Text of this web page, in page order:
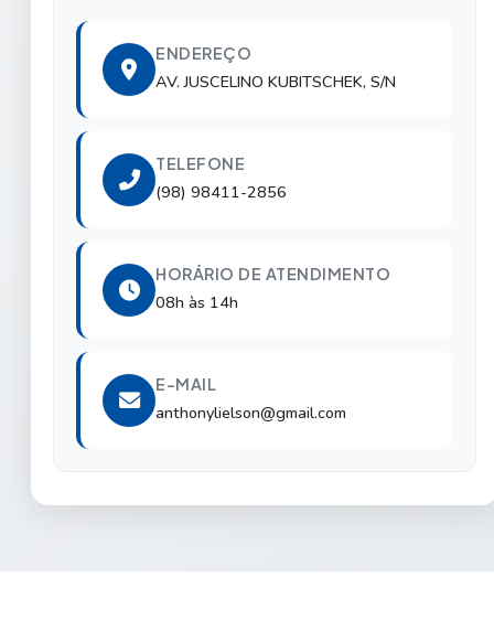
ENDEREÇO
AV. JUSCELINO KUBITSCHEK, S/N
TELEFONE
(98) 98411-2856
HORÁRIO DE ATENDIMENTO
08h às 14h
E-MAIL
anthonylielson@gmail.com